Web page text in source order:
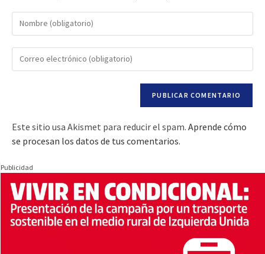
Este sitio usa Akismet para reducir el spam. Aprende cómo
se procesan los datos de tus comentarios.
Publicidad